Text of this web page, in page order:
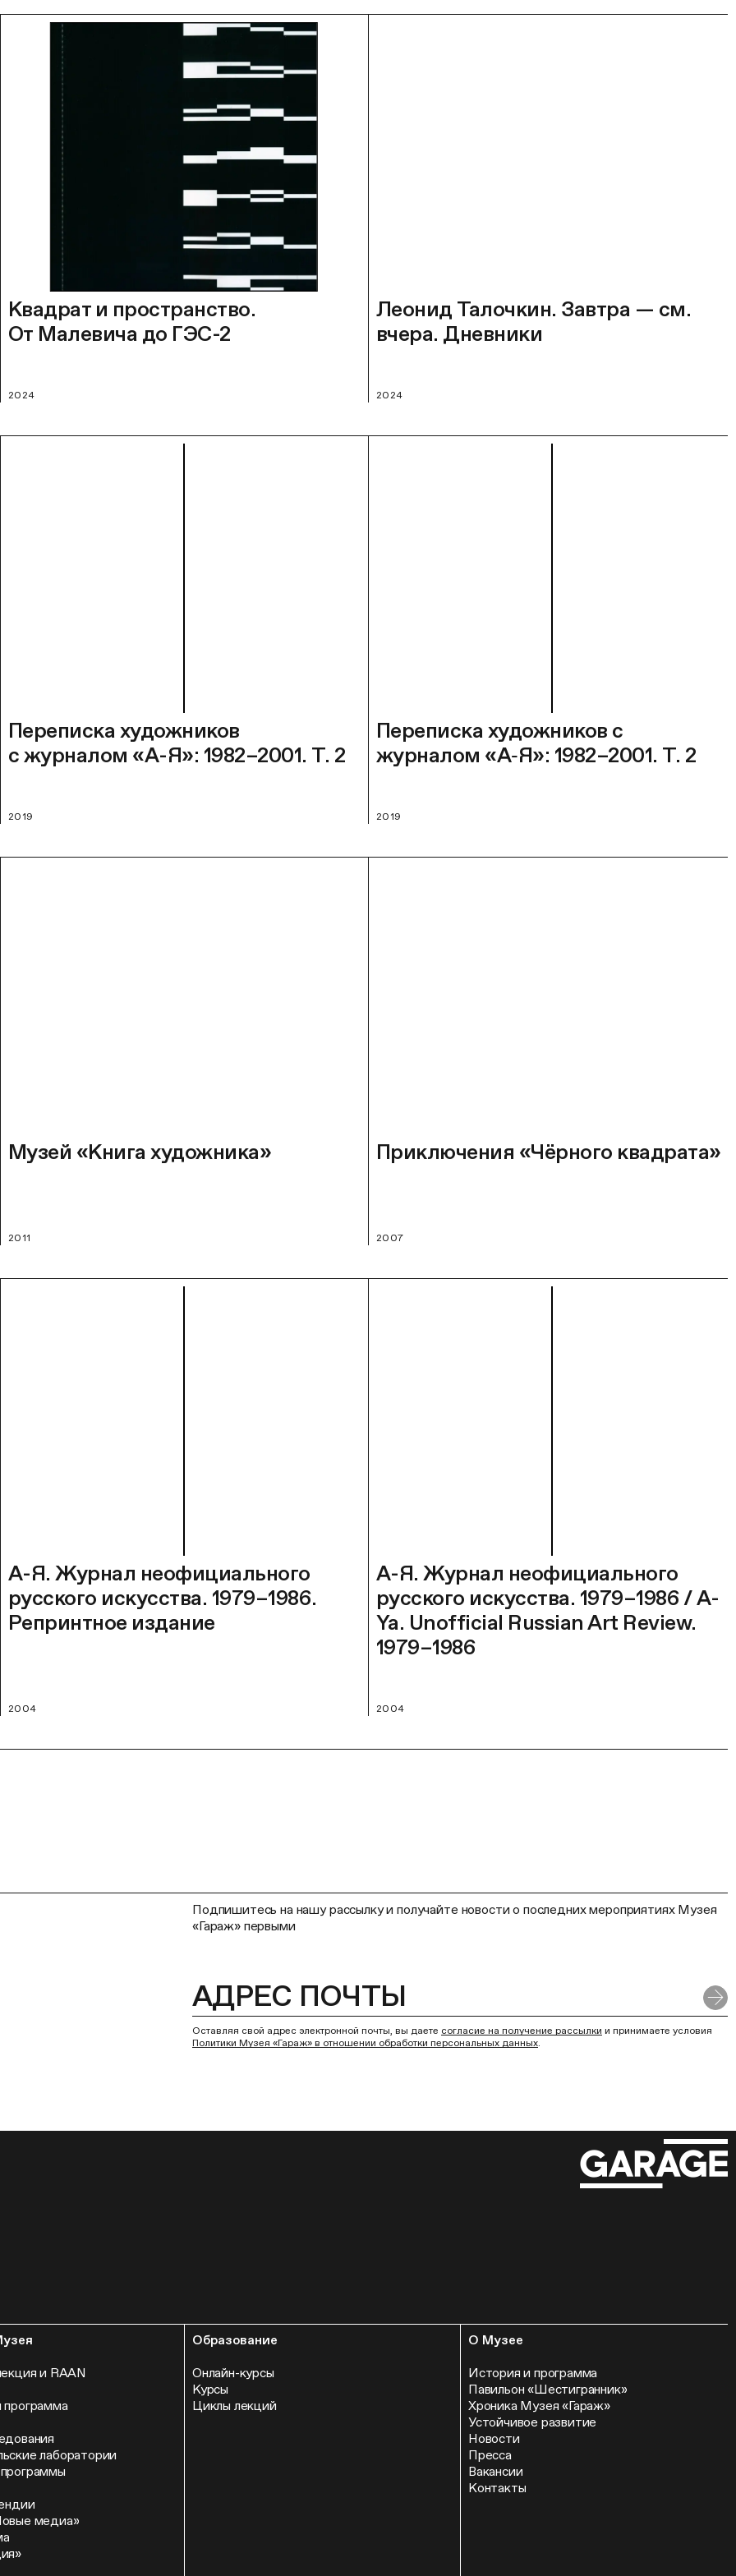
Квадрат и пространство.
От Малевича до ГЭС-2
2024
Леонид Талочкин. Завтра — см.
вчера. Дневники
2024
Переписка художников
с журналом «А-Я»: 1982–2001. Т. 2
2019
Переписка художников с
журналом «А‑Я»: 1982–2001. Т. 2
2019
Музей «Книга художника»
2011
Приключения «Чёрного квадрата»
2007
А-Я. Журнал неофициального
русского искусства. 1979–1986.
Репринтное издание
2004
А-Я. Журнал неофициального
русского искусства. 1979–1986 / A-
Ya. Unofficial Russian Art Review.
1979–1986
2004
Подпишитесь на нашу рассылку и получайте новости о последних мероприятиях Музея
«Гараж» первыми
Оставляя свой адрес электронной почты, вы даете согласие на получение рассылки и принимаете условия
Политики Музея «Гараж» в отношении обработки персональных данных.
и RAAN
программа
лаборатории
медиа»
Образование
Онлайн-курсы
Курсы
Циклы лекций
О Музее
История и программа
Павильон «Шестигранник»
Хроника Музея «Гараж»
Устойчивое развитие
Новости
Пресса
Вакансии
Контакты